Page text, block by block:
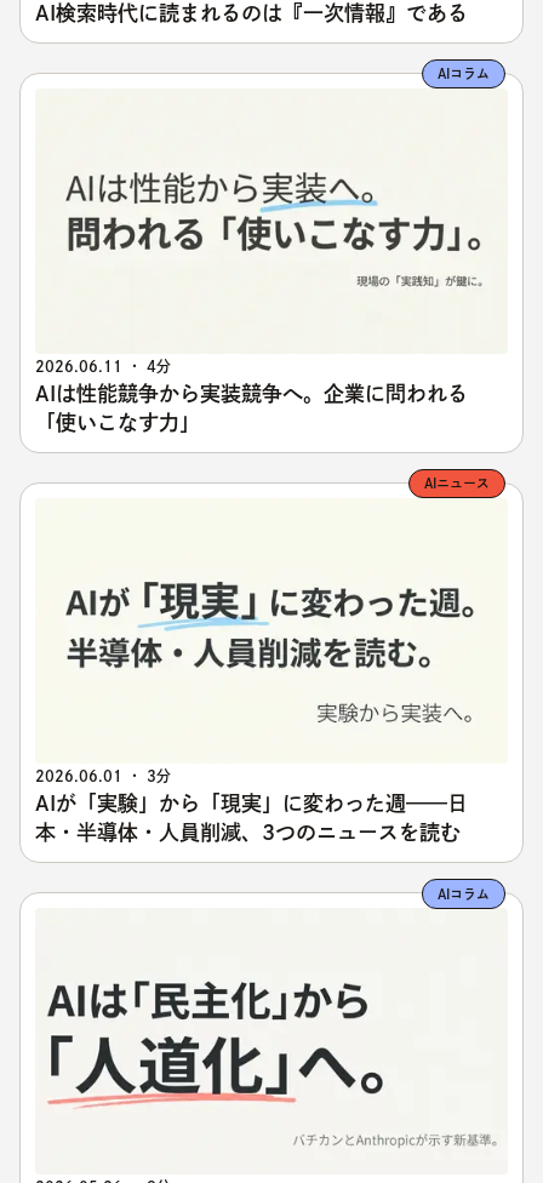
AI検索時代に読まれるのは『一次情報』である
2026.06.11 ・ 4分
AIは性能競争から実装競争へ。企業に問われる
「使いこなす力」
AIコラム
2026.06.01 ・ 3分
AIが「実験」から「現実」に変わった週——日
本・半導体・人員削減、3つのニュースを読む
AIニュース
AIコラム